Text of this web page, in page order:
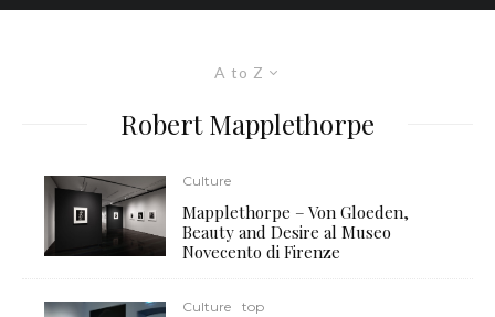
A to Z
Robert Mapplethorpe
Culture
Mapplethorpe – Von Gloeden,
Beauty and Desire al Museo
Novecento di Firenze
Culture top